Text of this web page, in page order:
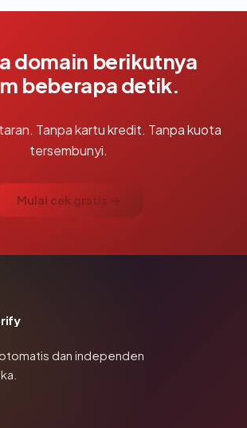
domain berikutnya
beberapa detik.
Tanpa kartu kredit. Tanpa kuota
tersembunyi.
Mulai cek gratis →
dan independen